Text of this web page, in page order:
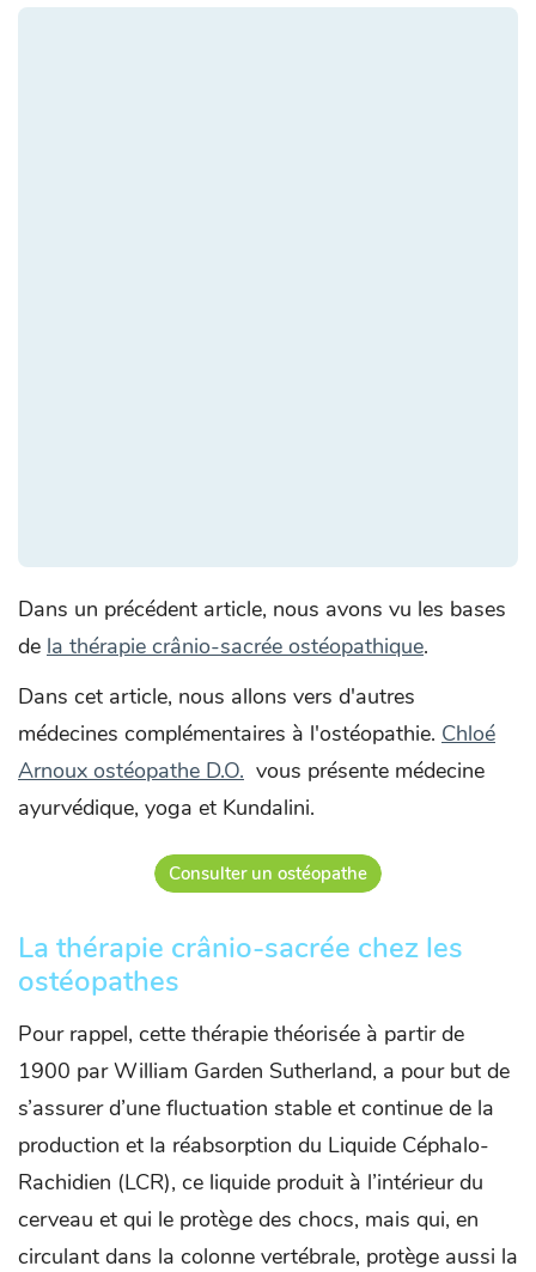
Dans un précédent article, nous avons vu les bases
de la thérapie crânio-sacrée ostéopathique.
Dans cet article, nous allons vers d'autres
médecines complémentaires à l'ostéopathie. Chloé
Arnoux ostéopathe D.O. vous présente médecine
ayurvédique, yoga et Kundalini.
Consulter un ostéopathe
La thérapie crânio-sacrée chez les
ostéopathes
Pour rappel, cette thérapie théorisée à partir de
1900 par William Garden Sutherland, a pour but de
s’assurer d’une fluctuation stable et continue de la
production et la réabsorption du Liquide Céphalo-
Rachidien (LCR), ce liquide produit à l’intérieur du
cerveau et qui le protège des chocs, mais qui, en
circulant dans la colonne vertébrale, protège aussi la